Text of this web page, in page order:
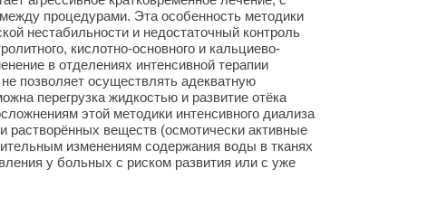
процедурами. Эта особенность методики
нестабильности и недостаточный контроль
кислотно-основного и кальциево-
в отделениях интенсивной терапии
позволяет осуществлять адекватную
перегрузка жидкостью и развитие отёка
этой методики интенсивного диализа
растворённых веществ (осмотически активные
изменениям содержания воды в тканях
у больных с риском развития или с уже